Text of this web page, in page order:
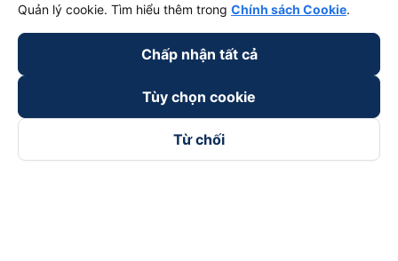
Quản lý cookie. Tìm hiểu thêm trong Chính sách Cookie.
Chấp nhận tất cả
Tùy chọn cookie
Từ chối